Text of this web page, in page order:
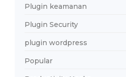
Plugin keamanan
Plugin Security
plugin wordpress
Popular